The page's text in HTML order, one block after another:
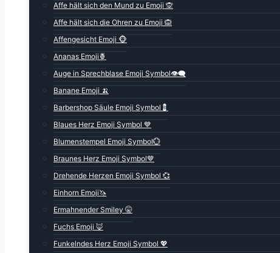
Affe hält sich den Mund zu Emoji 🙊
Affe hält sich die Ohren zu Emoji 🙉
Affengesicht Emoji 🐵
Ananas Emoji🍍
Auge in Sprechblase Emoji Symbol👁️‍🗨️
Banane Emoji 🍌
Barbershop Säule Emoji Symbol💈
Blaues Herz Emoji Symbol 💙
Blumenstempel Emoji Symbol💮
Braunes Herz Emoji Symbol🤎
Drehende Herzen Emoji Symbol 💞
Einhorn Emoji🦄
Ermahnender Smiley 🤫
Fuchs Emoji 🦊
Funkelndes Herz Emoji Symbol 💖